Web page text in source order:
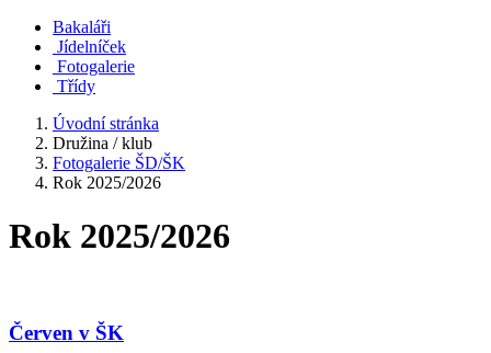
Bakaláři
Jídelníček
Fotogalerie
Třídy
Úvodní stránka
Družina / klub
Fotogalerie ŠD/ŠK
Rok 2025/2026
Rok 2025/2026
Červen v ŠK